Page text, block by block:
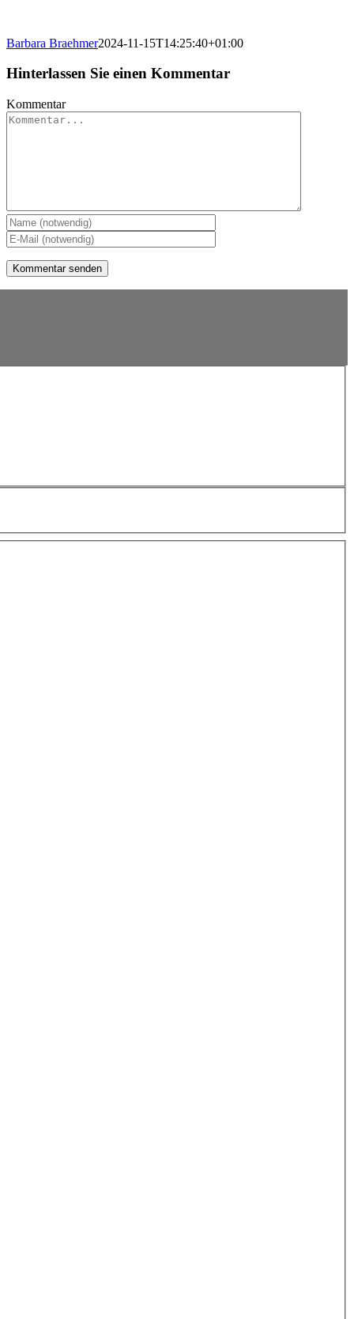
Barbara Braehmer2024-11-15T14:25:40+01:00
Hinterlassen Sie einen Kommentar
Kommentar